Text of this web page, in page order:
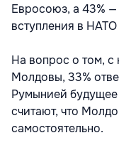
Евросоюз, а 43%
вступления в
На вопрос о том, с
Молдовы, 33%
Румынией будущее
считают, что
самостоятельно.